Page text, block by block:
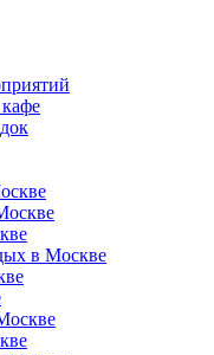
в Москве